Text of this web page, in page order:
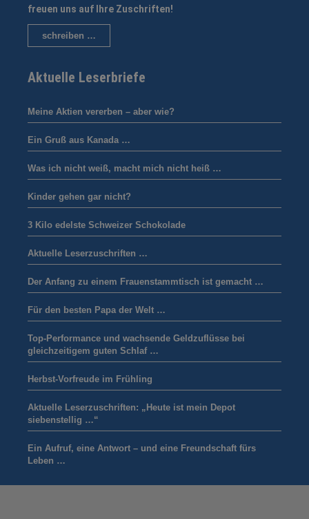
freuen uns auf Ihre Zuschriften!
schreiben …
Aktuelle Leserbriefe
Meine Aktien vererben – aber wie?
Ein Gruß aus Kanada …
Was ich nicht weiß, macht mich nicht heiß …
Kinder gehen gar nicht?
3 Kilo edelste Schweizer Schokolade
Aktuelle Leserzuschriften …
Der Anfang zu einem Frauenstammtisch ist gemacht …
Für den besten Papa der Welt …
Top-Performance und wachsende Geldzuflüsse bei
gleichzeitigem guten Schlaf …
Herbst-Vorfreude im Frühling
Aktuelle Leserzuschriften: „Heute ist mein Depot
siebenstellig …“
Ein Aufruf, eine Antwort – und eine Freundschaft fürs
Leben …